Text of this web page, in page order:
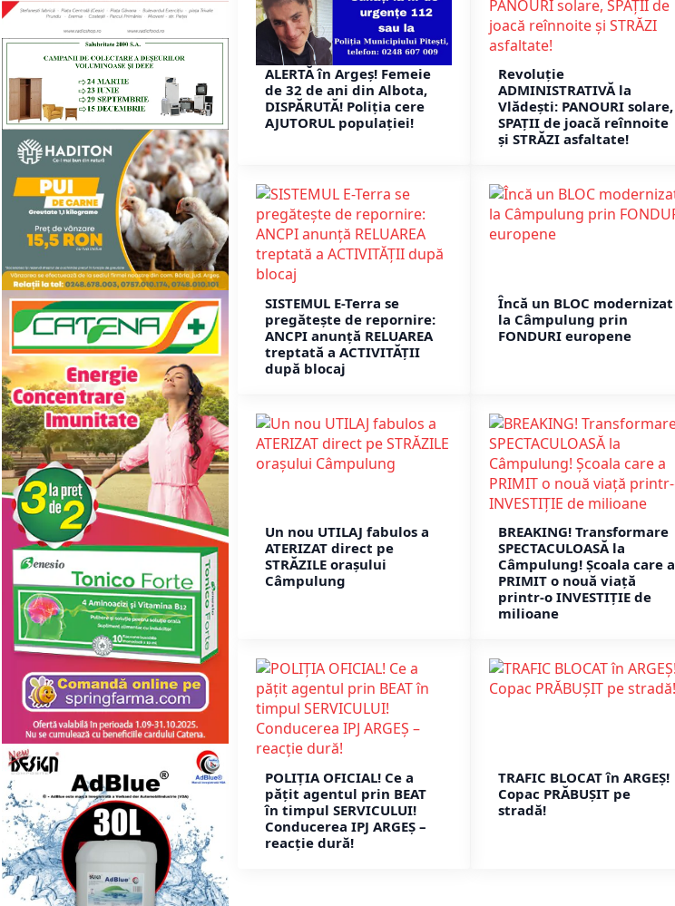
ALERTĂ în Argeș! Femeie
de 32 de ani din Albota,
DISPĂRUTĂ! Poliția cere
AJUTORUL populației!
Revoluție
ADMINISTRATIVĂ la
Vlădești: PANOURI solare,
SPAȚII de joacă reînnoite
și STRĂZI asfaltate!
SISTEMUL E-Terra se
pregătește de repornire:
ANCPI anunță RELUAREA
treptată a ACTIVITĂȚII
după blocaj
Încă un BLOC modernizat
la Câmpulung prin
FONDURI europene
Un nou UTILAJ fabulos a
ATERIZAT direct pe
STRĂZILE orașului
Câmpulung
BREAKING! Transformare
SPECTACULOASĂ la
Câmpulung! Școala care a
PRIMIT o nouă viață
printr-o INVESTIȚIE de
milioane
POLIȚIA OFICIAL! Ce a
pățit agentul prin BEAT
în timpul SERVICULUI!
Conducerea IPJ ARGEȘ –
reacție dură!
TRAFIC BLOCAT în ARGEȘ!
Copac PRĂBUȘIT pe
stradă!